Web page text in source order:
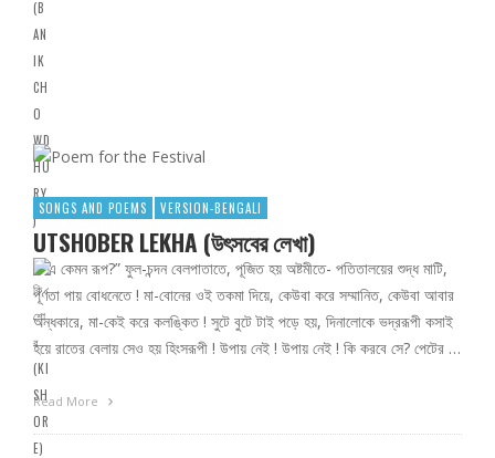
“এ কেমন রূপ?” ফুল-চন্দন বেলপাতাতে, পূজিত হয় অষ্টমীতে- পতিতালয়ের শুদ্ধ মাটি,
পূর্ণতা পায় বোধনেতে ! মা-বোনের ওই তকমা দিয়ে, কেউবা করে সম্মানিত, কেউবা আবার
অন্ধকারে, মা-কেই করে কলঙ্কিত ! সুটে বুটে টাই পড়ে হয়, দিনালোকে ভদ্ররূপী কসাই
হয়ে রাতের বেলায় সেও হয় হিংসরূপী ! উপায় নেই ! উপায় নেই ! কি করবে সে? পেটের …
Read More
SONGS AND POEMS VERSION-BENGALI
UTSHOBER LEKHA (উৎসবের লেখা)